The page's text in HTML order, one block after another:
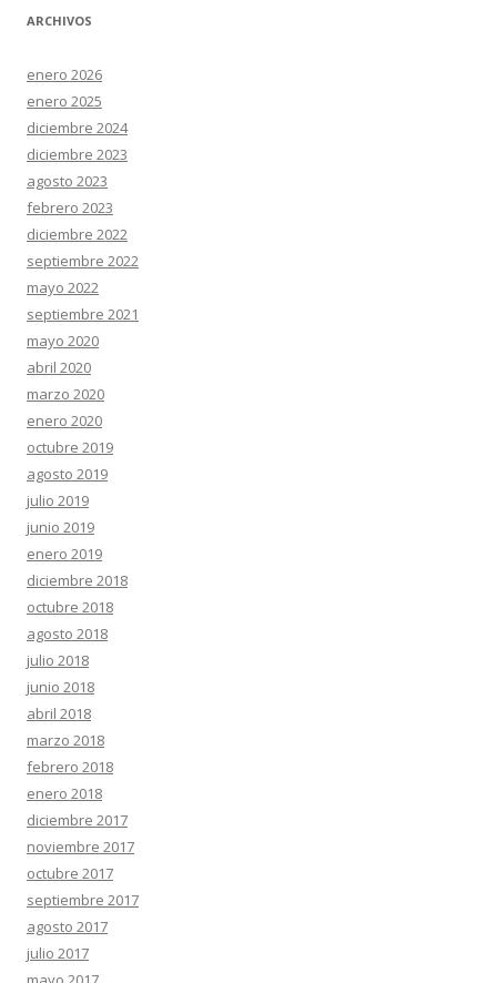
ARCHIVOS
enero 2026
enero 2025
diciembre 2024
diciembre 2023
agosto 2023
febrero 2023
diciembre 2022
septiembre 2022
mayo 2022
septiembre 2021
mayo 2020
abril 2020
marzo 2020
enero 2020
octubre 2019
agosto 2019
julio 2019
junio 2019
enero 2019
diciembre 2018
octubre 2018
agosto 2018
julio 2018
junio 2018
abril 2018
marzo 2018
febrero 2018
enero 2018
diciembre 2017
noviembre 2017
octubre 2017
septiembre 2017
agosto 2017
julio 2017